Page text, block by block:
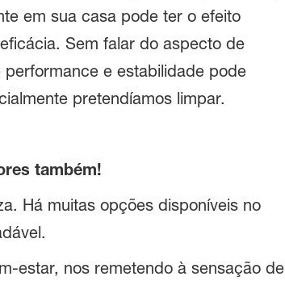
em sua casa pode ter o efeito
Sem falar do aspecto de
e estabilidade pode
pretendíamos limpar.
também!
Há muitas opções disponíveis no
estar, nos remetendo à sensação de